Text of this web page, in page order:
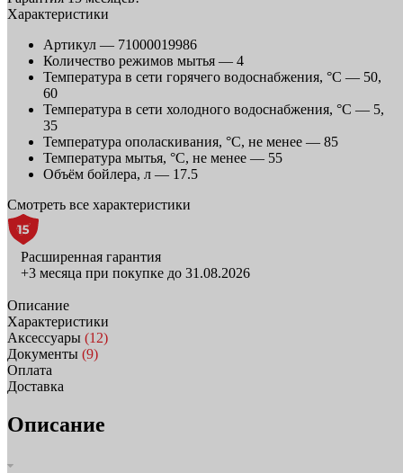
Характеристики
Артикул — 71000019986
Количество режимов мытья — 4
Температура в сети горячего водоснабжения, °C — 50,
60
Температура в сети холодного водоснабжения, °C — 5,
35
Температура ополаскивания, °С, не менее — 85
Температура мытья, °С, не менее — 55
Объём бойлера, л — 17.5
Смотреть все характеристики
Расширенная гарантия
+3 месяца при покупке до 31.08.2026
Описание
Характеристики
Аксессуары (12)
Документы (9)
Оплата
Доставка
Описание